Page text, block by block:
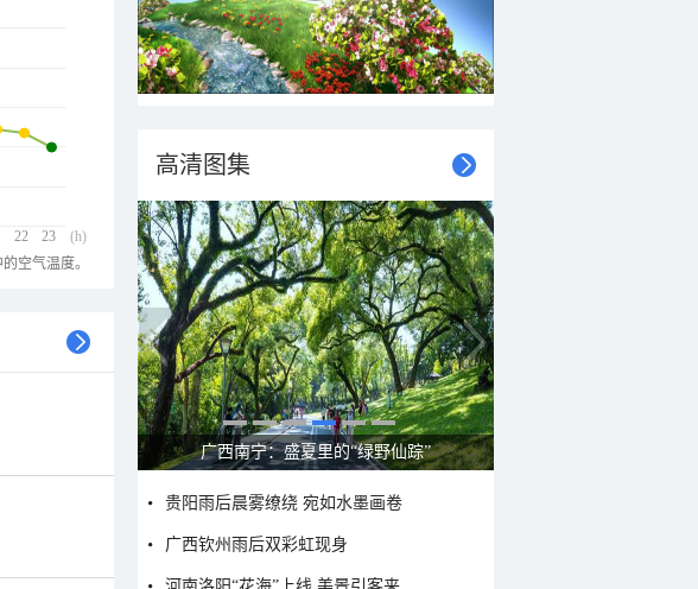
22 23 (h)
空气温度。
高清图集
呼伦贝尔草原 藏着最治愈的蓝天白云
贵阳雨后晨雾缭绕 宛如水墨画卷
广西钦州雨后双彩虹现身